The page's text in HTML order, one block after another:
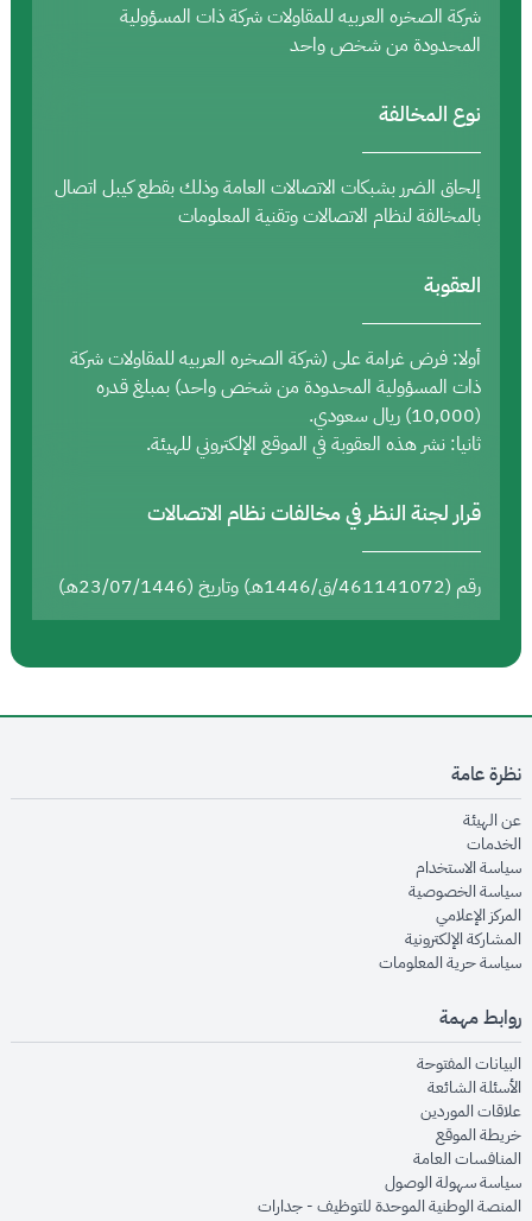
شركة الصخره العربيه للمقاولات شركة ذات المسؤولية
المحدودة من شخص واحد
نوع المخالفة
إلحاق الضرر بشبكات الاتصالات العامة وذلك بقطع كيبل اتصال
بالمخالفة لنظام الاتصالات وتقنية المعلومات
العقوبة
أولا: فرض غرامة على (شركة الصخره العربيه للمقاولات شركة
ذات المسؤولية المحدودة من شخص واحد) بمبلغ قدره
(10,000) ريال سعودي.
ثانيا: نشر هذه العقوبة في الموقع الإلكتروني للهيئة.
قرار لجنة النظر في مخالفات نظام الاتصالات
رقم (461141072/ق/1446هـ) وتاريخ (23/07/1446هـ)
نظرة عامة
عن الهيئةopens in new window
الخدماتopens in new window
سياسة الاستخدام
سياسة الخصوصيةopens in new window
المركز الإعلاميopens in new window
المشاركة الإلكترونيةopens in new window
سياسة حرية المعلوماتopens in new window
روابط مهمة
البيانات المفتوحةopens in new window
الأسئلة الشائعةopens in new window
علاقات الموردينopens in new window
خريطة الموقعopens in new window
المنافسات العامةopens in new window
سياسة سهولة الوصولopens in new window
المنصة الوطنية الموحدة للتوظيف - جداراتopens in new window